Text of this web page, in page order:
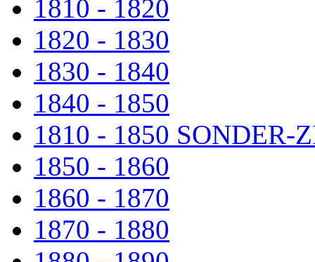
1810 - 1820
1820 - 1830
1830 - 1840
1840 - 1850
1810 - 1850 SONDER-
1850 - 1860
1860 - 1870
1870 - 1880